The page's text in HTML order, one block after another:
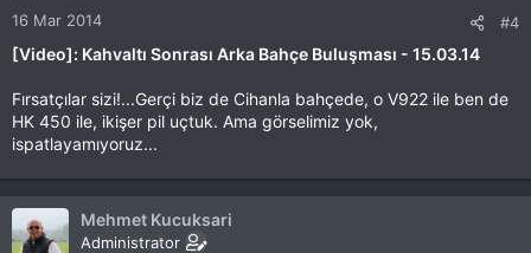
16 Mar 2014 #4
[Video]: Kahvaltı Sonrası Arka Bahçe Buluşması - 15.03.14
Fırsatçılar sizi!...Gerçi biz de Cihanla bahçede, o V922 ile ben de
HK 450 ile, ikişer pil uçtuk. Ama görselimiz yok,
ispatlayamıyoruz...
Mehmet Kucuksari
Administrator